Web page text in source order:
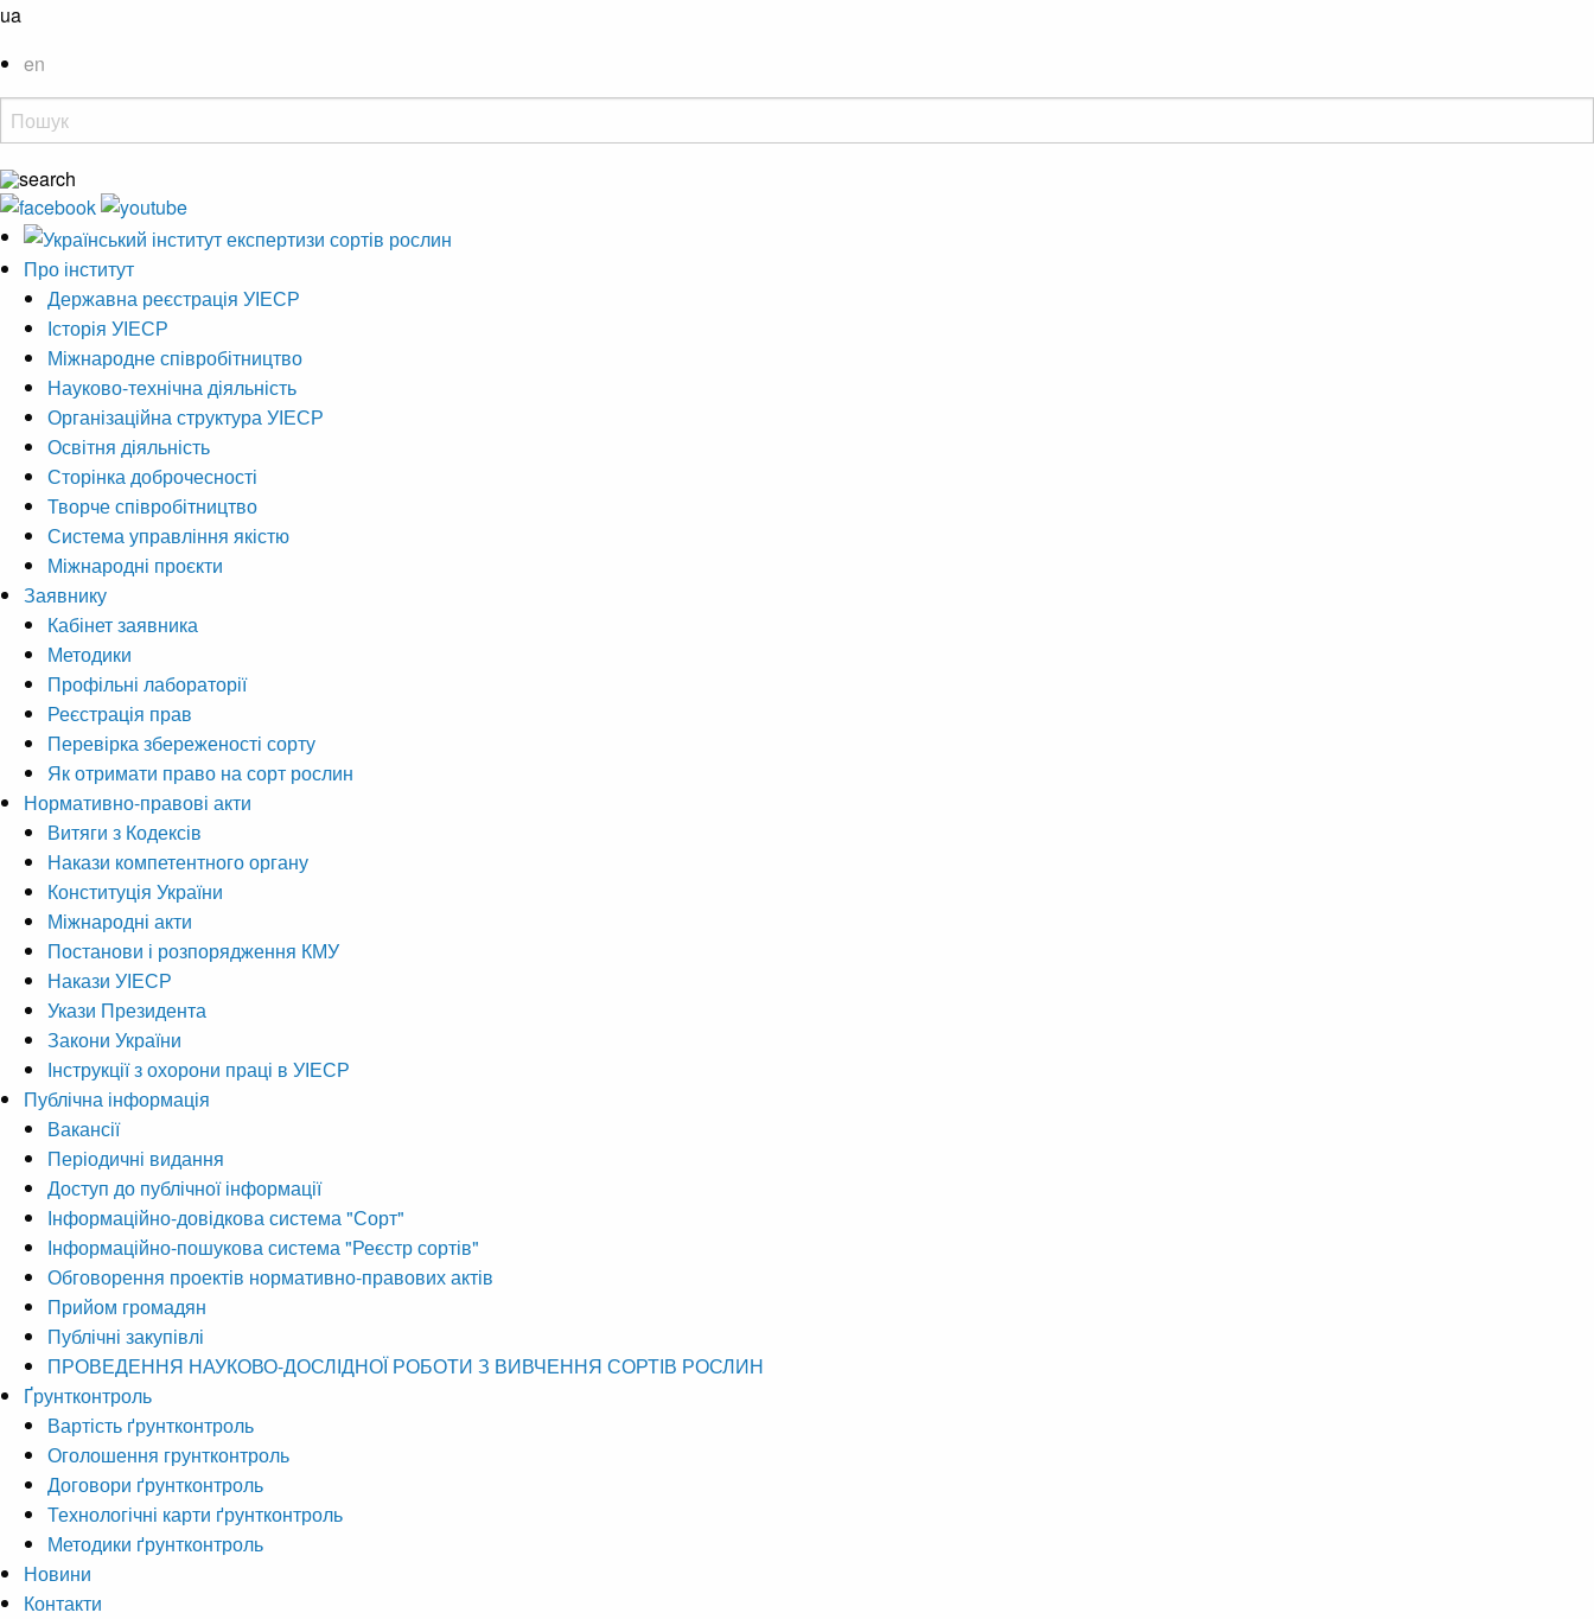
ua
en
Про інститут
Державна реєстрація УІЕСР
Історія УІЕСР
Міжнародне співробітництво
Науково-технічна діяльність
Організаційна структура УІЕСР
Освітня діяльність
Сторінка доброчесності
Творче співробітництво
Система управління якістю
Міжнародні проєкти
Заявнику
Кабінет заявника
Методики
Профільні лабораторії
Реєстрація прав
Перевірка збереженості сорту
Як отримати право на сорт рослин
Нормативно-правові акти
Витяги з Кодексів
Накази компетентного органу
Конституція України
Міжнародні акти
Постанови і розпорядження КМУ
Накази УІЕСР
Укази Президента
Закони України
Інструкції з охорони праці в УІЕСР
Публічна інформація
Вакансії
Періодичні видання
Доступ до публічної інформації
Інформаційно-довідкова система "Сорт"
Інформаційно-пошукова система "Реєстр сортів"
Обговорення проектів нормативно-правових актів
Прийом громадян
Публічні закупівлі
ПРОВЕДЕННЯ НАУКОВО-ДОСЛІДНОЇ РОБОТИ З ВИВЧЕННЯ СОРТІВ РОСЛИН
Ґрунтконтроль
Вартість ґрунтконтроль
Оголошення грунтконтроль
Договори ґрунтконтроль
Технологічні карти ґрунтконтроль
Методики ґрунтконтроль
Новини
Контакти